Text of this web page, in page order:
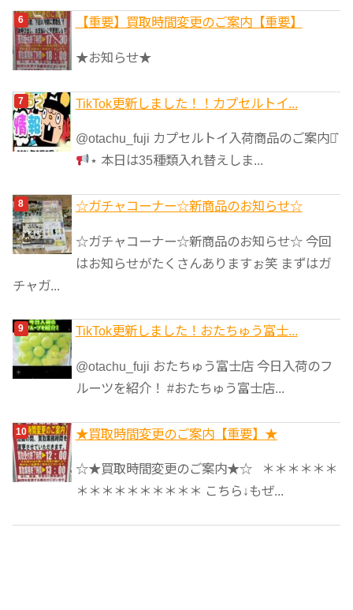
【重要】買取時間変更のご案内【重要】
★お知らせ★
TikTok更新しました！！カプセルトイ...
@otachu_fuji カプセルトイ入荷商品のご案内⋆͛
⋆ 本日は35種類入れ替えしま...
☆ガチャコーナー☆新商品のお知らせ☆
☆ガチャコーナー☆新商品のお知らせ☆ 今回
はお知らせがたくさんありますぉ笑 まずはガ
チャガ...
TikTok更新しました！おたちゅう富士...
@otachu_fuji おたちゅう富士店 今日入荷のフ
ルーツを紹介！ #おたちゅう富士店...
★買取時間変更のご案内【重要】★
☆★買取時間変更のご案内★☆ ＊＊＊＊＊＊
＊＊＊＊＊＊＊＊＊＊ こちら↓もぜ...